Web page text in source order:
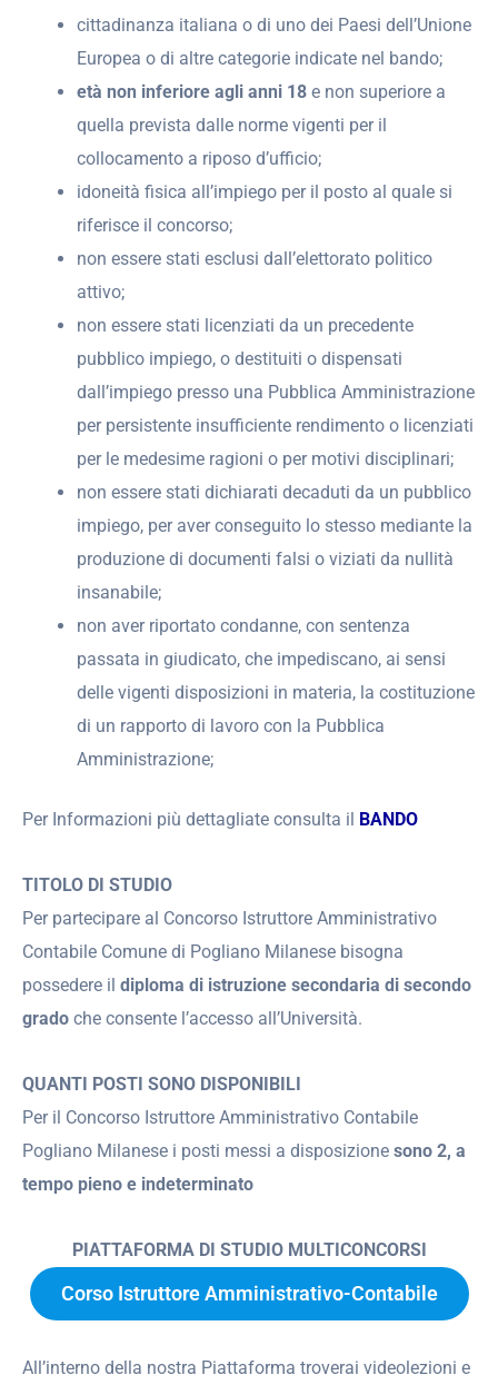
cittadinanza italiana o di uno dei Paesi dell’Unione
Europea o di altre categorie indicate nel bando;
età non inferiore agli anni 18 e non superiore a
quella prevista dalle norme vigenti per il
collocamento a riposo d’ufficio;
idoneità fisica all’impiego per il posto al quale si
riferisce il concorso;
non essere stati esclusi dall’elettorato politico
attivo;
non essere stati licenziati da un precedente
pubblico impiego, o destituiti o dispensati
dall’impiego presso una Pubblica Amministrazione
per persistente insufficiente rendimento o licenziati
per le medesime ragioni o per motivi disciplinari;
non essere stati dichiarati decaduti da un pubblico
impiego, per aver conseguito lo stesso mediante la
produzione di documenti falsi o viziati da nullità
insanabile;
non aver riportato condanne, con sentenza
passata in giudicato, che impediscano, ai sensi
delle vigenti disposizioni in materia, la costituzione
di un rapporto di lavoro con la Pubblica
Amministrazione;
Per Informazioni più dettagliate consulta il BANDO
TITOLO DI STUDIO
Per partecipare al Concorso Istruttore Amministrativo
Contabile Comune di Pogliano Milanese bisogna
possedere il diploma di istruzione secondaria di secondo
grado che consente l’accesso all’Università.
QUANTI POSTI SONO DISPONIBILI
Per il Concorso Istruttore Amministrativo Contabile
Pogliano Milanese i posti messi a disposizione sono 2, a
tempo pieno e indeterminato
PIATTAFORMA DI STUDIO MULTICONCORSI
Corso Istruttore Amministrativo-Contabile
All’interno della nostra Piattaforma troverai videolezioni e